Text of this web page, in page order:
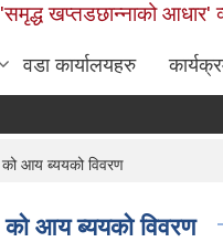
'समृद्ध खप्तडछान्नाको आधार'
वडा कार्यालयहरु
आय ब्ययको विवरण
आय ब्ययको विवरण